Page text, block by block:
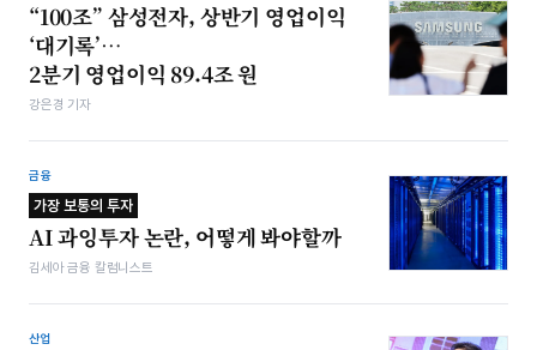
“100조” 삼성전자, 상반기 영업이익
‘대기록’…
2분기 영업이익 89.4조 원
강은경 기자
금융
가장 보통의 투자
AI 과잉투자 논란, 어떻게 봐야할까
김세아 금융 칼럼니스트
산업